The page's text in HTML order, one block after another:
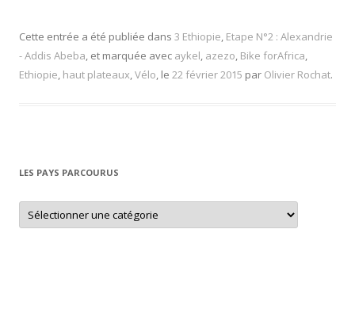
Cette entrée a été publiée dans 3 Ethiopie, Etape N°2 : Alexandrie
- Addis Abeba, et marquée avec aykel, azezo, Bike forAfrica,
Ethiopie, haut plateaux,Vélo, le 22 février 2015 par Olivier Rochat.
LES PAYS PARCOURUS
L
s